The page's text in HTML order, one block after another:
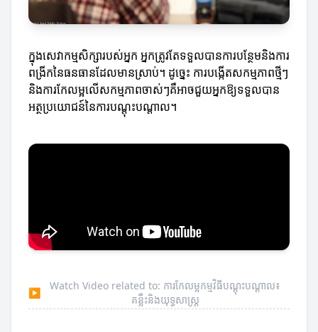
ក្នុងសេវាកម្មសិក្សារបស់អ្នក អ្នកត្រូវតែទទួលបានការបន្ថែមនិងការ
ពង្រីកនៃធនធានដែលមានស្រាប់។ ដូច្នេះ ការបង្កើតសកម្មភាពថ្មីៗ
និងការកែលម្អលើសកម្មភាពចាស់ៗគឺអាចជួយអ្នកឱ្យទទួលបាន
អត្ថប្រយោជន៍នៃការបណ្តុះបណ្តាល។
▶
Watch Video related to: ការកែលម្អកម្មវិធីបណ្តុះបណ្តាល៖
គន្លឹះនិងយុទ្ធសាស្ត្រ